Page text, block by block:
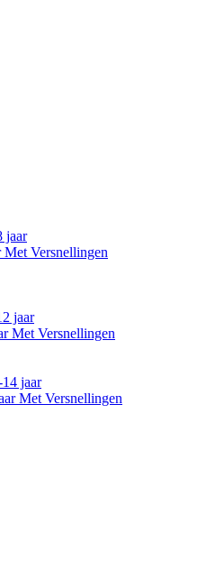
jaar
Met Versnellingen
jaar
Met Versnellingen
jaar
Met Versnellingen